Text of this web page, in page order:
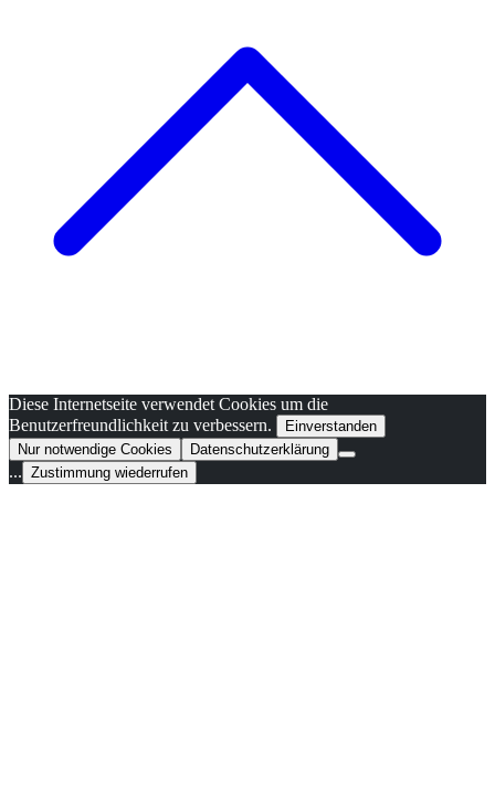
Diese Internetseite verwendet Cookies um die
Benutzerfreundlichkeit zu verbessern.
Einverstanden
Nur notwendige Cookies
Datenschutzerklärung
... Zustimmung wiederrufen